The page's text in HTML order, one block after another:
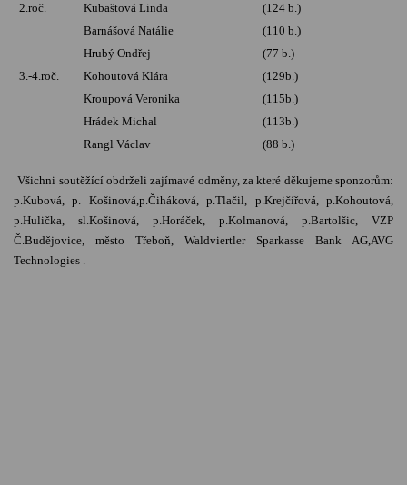
2.roč.
Kubaštová Linda
(124 b.)
Barnášová Natálie
(110 b.)
Hrubý Ondřej
(77 b.)
3.-4.roč. Kohoutová Klára
(129b.)
Kroupová Veronika
(115b.)
Hrádek Michal
(113b.)
Rangl Václav
(88 b.)
Všichni soutěžící obdrželi zajímavé odměny, za které děkujeme sponzorům:
p.Kubová, p. Košinová,p.Čiháková, p.Tlačil, p.Krejčířová, p.Kohoutová,
p.Hulička, sl.Košinová, p.Horáček, p.Kolmanová, p.Bartolšic, VZP
Č.Budějovice, město Třeboň, Waldviertler Sparkasse Bank AG,AVG
Technologies .